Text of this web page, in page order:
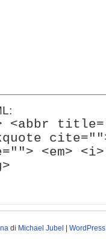
<em>
di Michael Jubel WordPress